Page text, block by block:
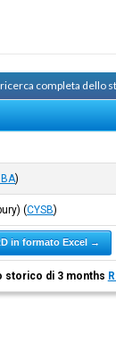
completa dello
)
(CYSB)
in formato Excel →
storico di 3 months